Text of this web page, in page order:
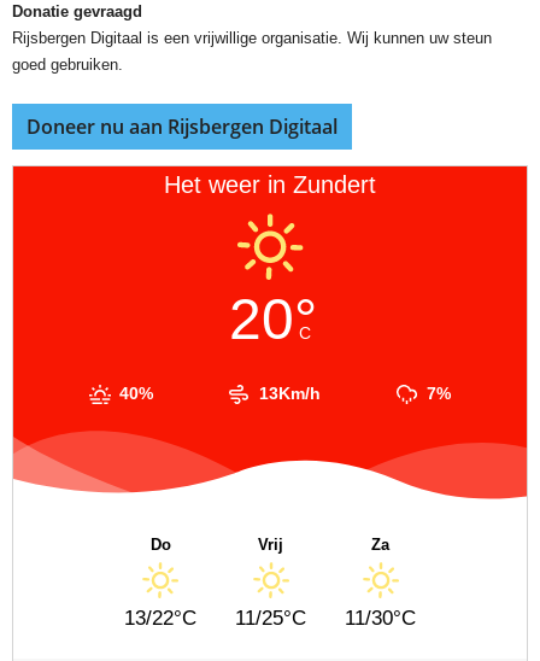
Donatie gevraagd
Rijsbergen Digitaal is een vrijwillige organisatie. Wij kunnen uw steun
goed gebruiken.
Doneer nu aan Rijsbergen Digitaal
Het weer in Zundert
20°
C
40% 13Km/h 7%
Do
13/22°C
Vrij
11/25°C
Za
11/30°C